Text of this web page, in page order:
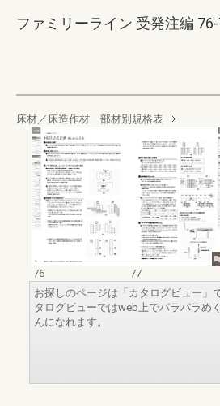
ファミリーライン 受発注編
床材／床造作材 部材別規格表
76
77
お探しのページは「カタログビュー」
タログビューではweb上でパラパラめ
んになれます。